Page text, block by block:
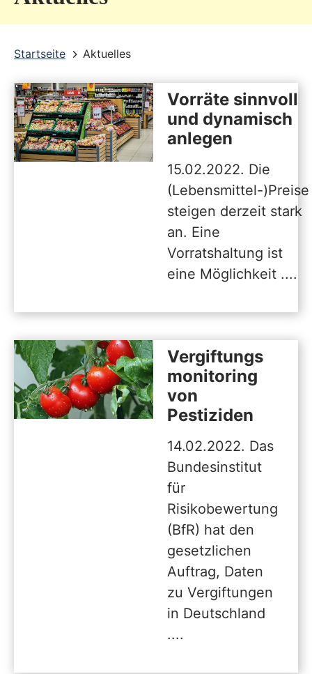
Startseite Aktuelles
Vorräte sinnvoll
und dynamisch
anlegen
15.02.2022. Die
(Lebensmittel-)Preise
steigen derzeit stark
an. Eine
Vorratshaltung ist
eine Möglichkeit ....
Vergiftungs
monitoring
von
Pestiziden
14.02.2022. Das
Bundesinstitut
für
Risikobewertung
(BfR) hat den
gesetzlichen
Auftrag, Daten
zu Vergiftungen
in Deutschland
....
v